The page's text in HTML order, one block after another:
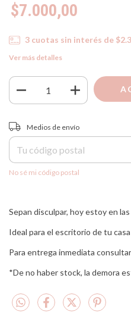
$7.000,00
3 cuotas sin interés de
Ver más detalles
Entregas para el CP:
Medios de envío
No sé mi código postal
Sepan disculpar, hoy estoy en
Ideal para el escritorio de tu
Para entrega inmediata
*De no haber stock, la demora